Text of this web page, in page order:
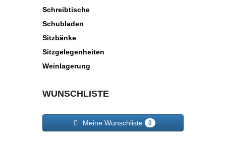
Schreibtische
Schubladen
Sitzbänke
Sitzgelegenheiten
Weinlagerung
WUNSCHLISTE
Meine Wunschliste 0